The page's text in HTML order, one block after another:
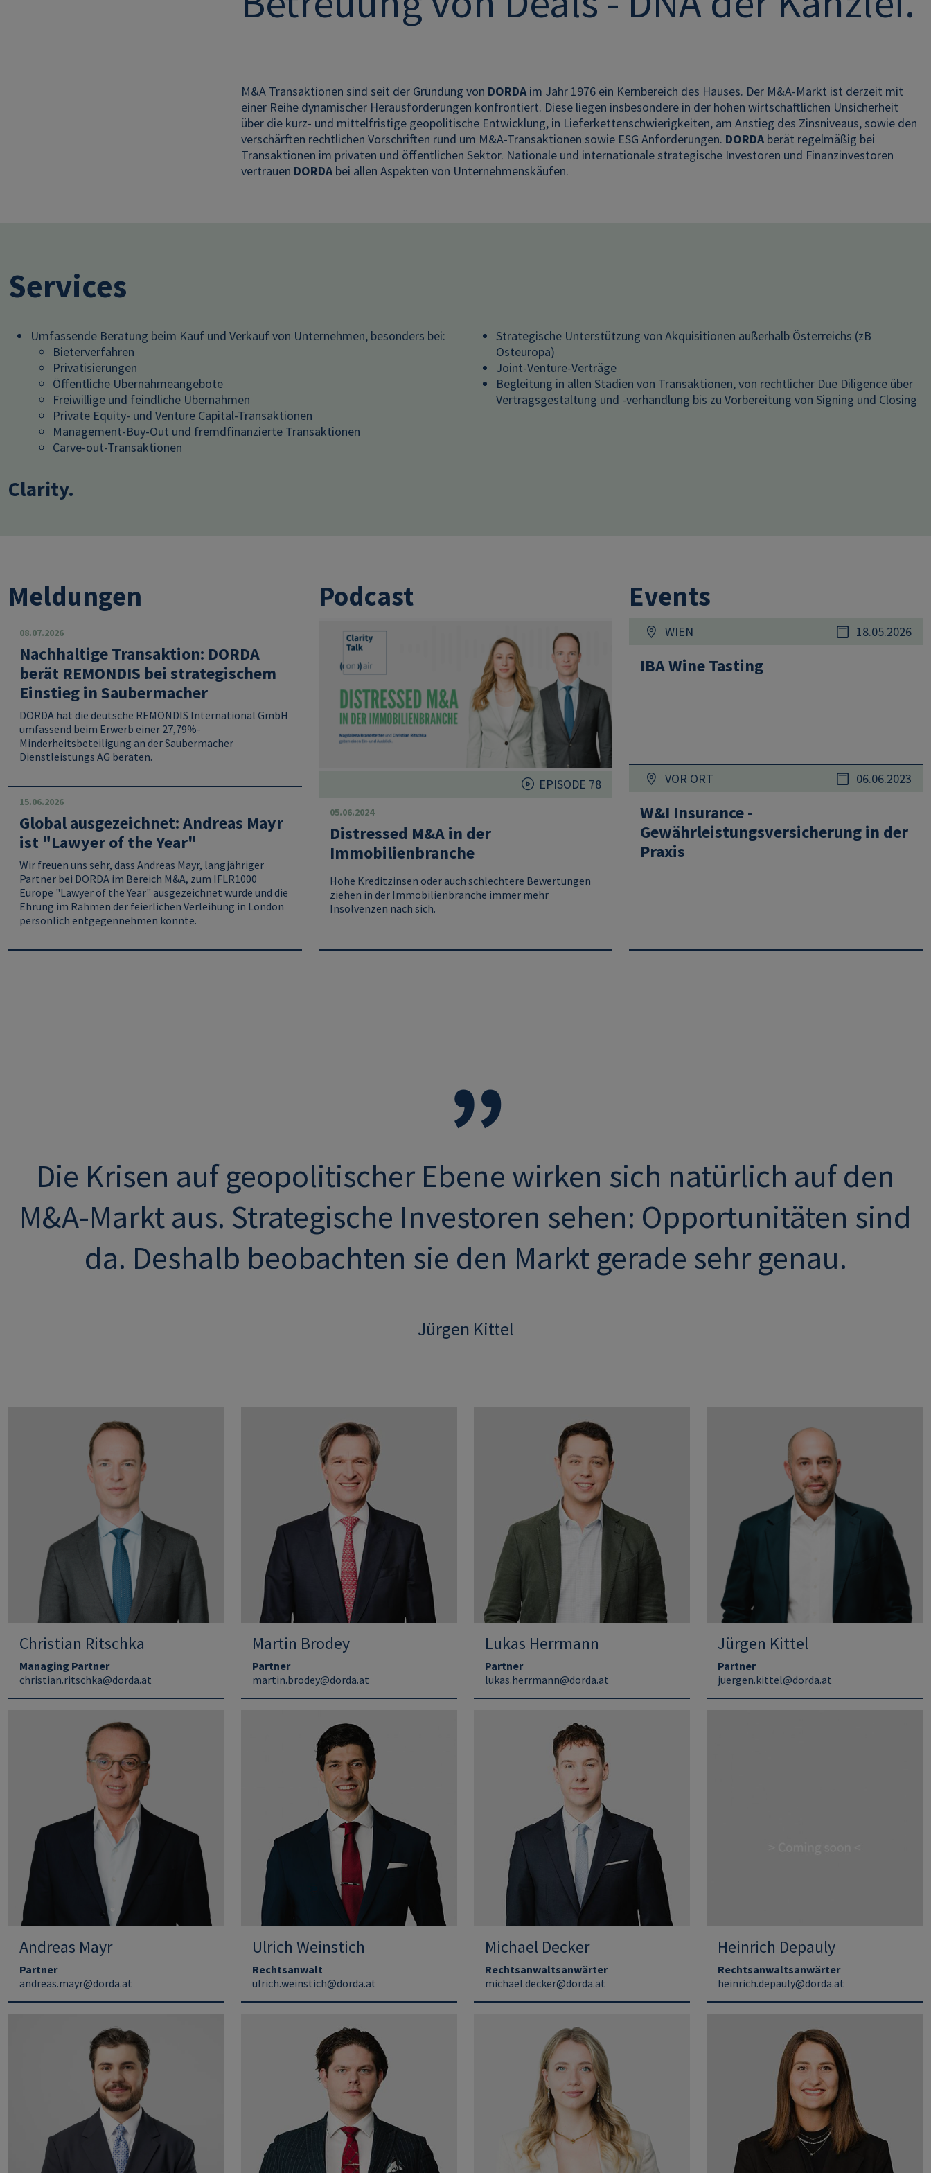
M&A Transaktionen sind seit der Gründung von DORDAim Jahr 1976 ein Kernbereich des Hauses. Der M&A-Markt ist derzeit mit
einer Reihe dynamischer Herausforderungen konfrontiert. Diese liegen insbesondere in der hohen wirtschaftlichen Unsicherheit
über die kurz- und mittelfristige geopolitische Entwicklung, in Lieferkettenschwierigkeiten, am Anstieg des Zinsniveaus, sowie den
verschärften rechtlichen Vorschriften rund um M&A-Transaktionen sowie ESG Anforderungen. DORDAberät regelmäßig bei
Transaktionen im privaten und öffentlichen Sektor. Nationale und internationale strategische Investoren und Finanzinvestoren
vertrauen DORDAbei allen Aspekten von Unternehmenskäufen.
Services
Umfassende Beratung beim Kauf und Verkauf von Unternehmen, besonders bei:
Bieterverfahren
Privatisierungen
Öffentliche Übernahmeangebote
Freiwillige und feindliche Übernahmen
Private Equity- und Venture Capital-Transaktionen
Management-Buy-Out und fremdfinanzierte Transaktionen
Carve-out-Transaktionen
Strategische Unterstützung von Akquisitionen außerhalb Österreichs (zB
Osteuropa)
Joint-Venture-Verträge
Begleitung in allen Stadien von Transaktionen, von rechtlicher Due Diligence über
Vertragsgestaltung und -verhandlung bis zu Vorbereitung von Signing und Closing
Clarity.
Meldungen
08.07.2026
Nachhaltige Transaktion: DORDA
berät REMONDIS bei strategischem
Einstieg in Saubermacher
DORDA hat die deutsche REMONDIS International GmbH
umfassend beim Erwerb einer 27,79%-
Minderheitsbeteiligung an der Saubermacher
Dienstleistungs AG beraten.
15.06.2026
Global ausgezeichnet: Andreas Mayr
ist "Lawyer of the Year"
Wir freuen uns sehr, dass Andreas Mayr, langjähriger
Partner bei DORDA im Bereich M&A, zum IFLR1000
Europe "Lawyer of the Year" ausgezeichnet wurde und die
Ehrung im Rahmen der feierlichen Verleihung in London
persönlich entgegennehmen konnte.
Podcast
EPISODE 78
05.06.2024
Distressed M&A in der
Immobilienbranche
Hohe Kreditzinsen oder auch schlechtere Bewertungen
ziehen in der Immobilienbranche immer mehr
Insolvenzen nach sich.
Events
WIEN 18.05.2026
IBA Wine Tasting
VOR ORT 06.06.2023
W&I Insurance -
Gewährleistungsversicherung in der
Praxis
Die Krisen auf geopolitischer Ebene wirken sich natürlich auf den
M&A-Markt aus. Strategische Investoren sehen: Opportunitäten sind
da. Deshalb beobachten sie den Markt gerade sehr genau.
Jürgen Kittel
Christian Ritschka
Managing Partner
christian.ritschka@dorda.at
Martin Brodey
Partner
martin.brodey@dorda.at
Lukas Herrmann
Partner
lukas.herrmann@dorda.at
Jürgen Kittel
Partner
juergen.kittel@dorda.at
Andreas Mayr
Partner
andreas.mayr@dorda.at
Ulrich Weinstich
Rechtsanwalt
ulrich.weinstich@dorda.at
Michael Decker
Rechtsanwaltsanwärter
michael.decker@dorda.at
Heinrich Depauly
Rechtsanwaltsanwärter
heinrich.depauly@dorda.at